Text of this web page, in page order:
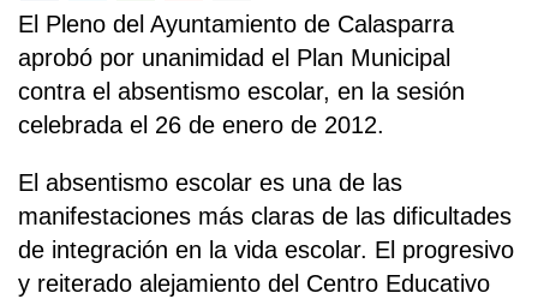
El Pleno del Ayuntamiento de Calasparra
aprobó por unanimidad el Plan Municipal
contra el absentismo escolar, en la sesión
celebrada el 26 de enero de 2012.
El absentismo escolar es una de las
manifestaciones más claras de las dificultades
de integración en la vida escolar. El progresivo
y reiterado alejamiento del Centro Educativo